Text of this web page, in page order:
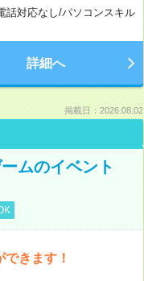
話対応なし/パソコンスキル
詳細へ
掲載日：2026.08.02
ムのイベント
きます！